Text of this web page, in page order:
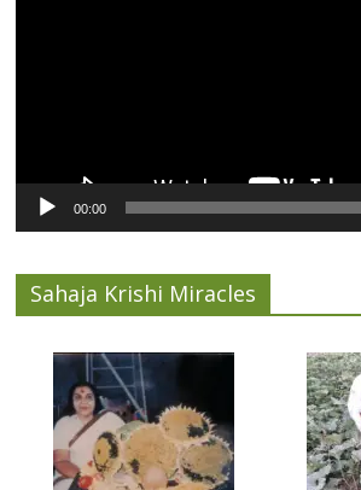
00:00
Sahaja Krishi Miracles